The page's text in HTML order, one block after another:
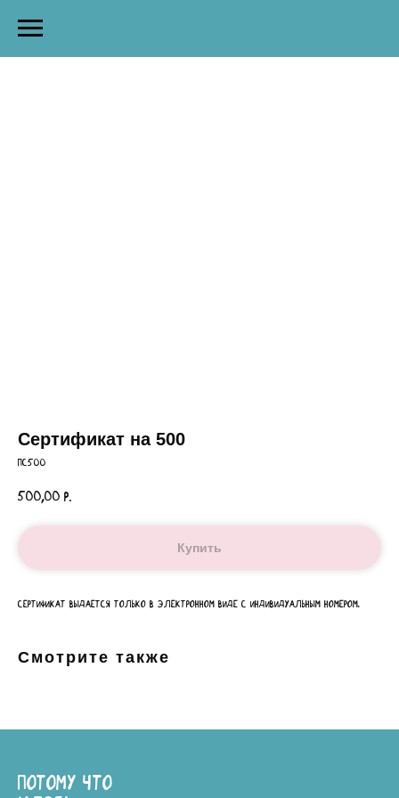
Сертификат на 500
ПС500
500,00 р.
Купить
Сертификат выдается только в электронном виде с индивидуальным номером.
Смотрите также
ПОТОМУ ЧТО